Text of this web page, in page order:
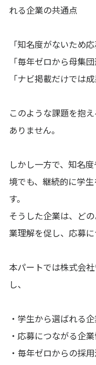
れる企業の共通点
「知名度がないため
「毎年ゼロから母集
「ナビ掲載だけでは
このような課題を抱
ありません。
しかし一方で、知名
境でも、継続的に学
す。
そうした企業は、ど
業理解を促し、応募
本パートでは株式会
し、
・学生から選ばれる
・応募につながる企
・毎年ゼロからの採